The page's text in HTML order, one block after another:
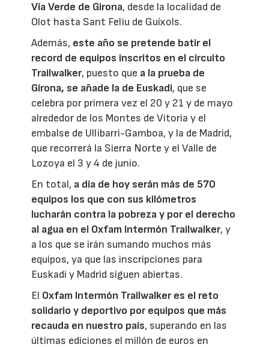
Vía Verde de Girona, desde la localidad de
Olot hasta Sant Feliu de Guíxols.
Además, este año se pretende batir el
record de equipos inscritos en el circuito
Trailwalker, puesto que a la prueba de
Girona, se añade la de Euskadi, que se
celebra por primera vez el 20 y 21 y de mayo
alrededor de los Montes de Vitoria y el
embalse de Ullibarri-Gamboa, y la de Madrid,
que recorrerá la Sierra Norte y el Valle de
Lozoya el 3 y 4 de junio.
En total, a día de hoy serán más de 570
equipos los que con sus kilómetros
lucharán contra la pobreza y por el derecho
al agua en el Oxfam Intermón Trailwalker, y
a los que se irán sumando muchos más
equipos, ya que las inscripciones para
Euskadi y Madrid siguen abiertas.
El Oxfam Intermón Trailwalker es el reto
solidario y deportivo por equipos que más
recauda en nuestro país, superando en las
últimas ediciones el millón de euros en